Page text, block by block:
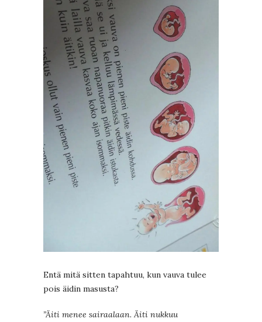
Entä mitä sitten tapahtuu, kun vauva tulee
pois äidin masusta?
”Äiti menee sairaalaan. Äiti nukkuu